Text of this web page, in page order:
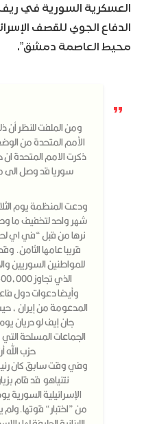
العسكرية السورية في
الدفاع الجوي للقصف
محيط العاصمة دمشق”.
ومن الملفت للنظر
الأمم المتحدة من
ذكرت الامم المتحدة
سوريا قد وصل
ودعت المنظمة يوم
شهر واحد لتخفيف ما
نرها من قبل “في اي
قريبا عامها الثامن.
للمواطنين السوريين
الذي تجاوز 500،000 شخص في عام 2016.
وأيضا دعوات دول
المدعومة من إيران ،
جان إيف لو دريان
الجماعات المسلحة
حزب الله
وفي وقت سابق كان رئيس
نتنياهو قد قام
الإسرائيلية السورية
من ”اختبار“ قوتها.ولم